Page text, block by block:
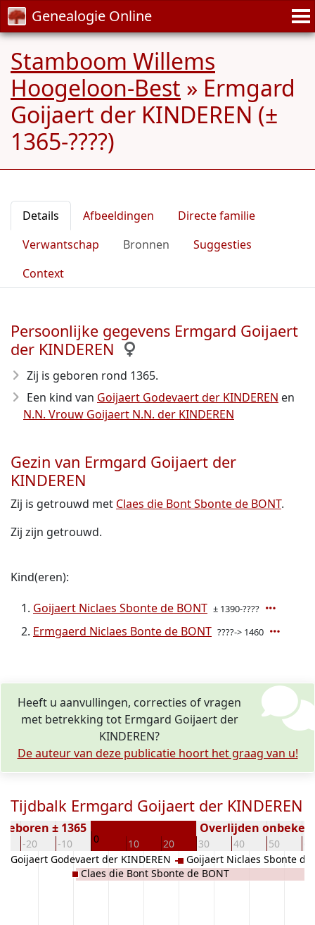
Genealogie Online
Stamboom Willems
Hoogeloon-Best » Ermgard
Goijaert der KINDEREN (±
1365-????)
Details Afbeeldingen
Directe familie
Verwantschap
Bronnen
Suggesties
Context
Persoonlijke gegevens Ermgard Goijaert
der KINDEREN
Zij is geboren rond 1365.
Een kind van Goijaert Godevaert der KINDEREN en
N.N. Vrouw Goijaert N.N. der KINDEREN
Gezin van Ermgard Goijaert der
KINDEREN
Zij is getrouwd met Claes die Bont Sbonte de BONT.
Zij zijn getrouwd.
Kind(eren):
Goijaert Niclaes Sbonte de BONT ± 1390-????
Ermgaerd Niclaes Bonte de BONT ????-> 1460
Heeft u aanvullingen, correcties of vragen
met betrekking tot Ermgard Goijaert der
KINDEREN?
De auteur van deze publicatie hoort het graag van u!
Tijdbalk Ermgard Goijaert der KINDEREN
-20 -10 0 10 20 30 40 50
Geboren ± 1365 Overlijden
Goijaert Godevaert der KINDEREN
Claes die Bont Sbonte de BONT
Goijaert Niclaes Sbonte de